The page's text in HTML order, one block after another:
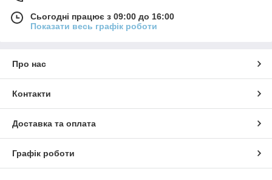
Сьогодні працює з 09:00 до 16:00
Показати весь графік роботи
Про нас
Контакти
Доставка та оплата
Графік роботи